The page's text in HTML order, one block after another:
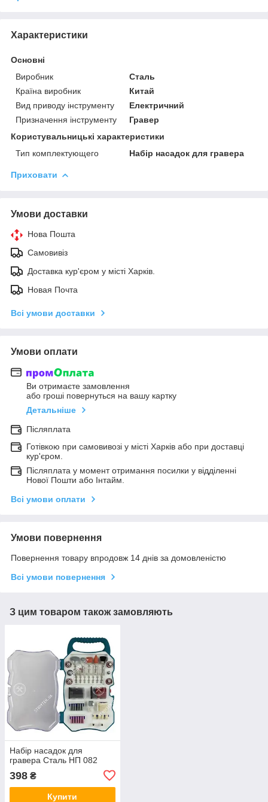
Характеристики
Основні
Виробник
Сталь
Країна виробник
Китай
Вид приводу інструменту
Електричний
Призначення інструменту
Гравер
Користувальницькі характеристики
Тип комплектующего
Набір насадок для гравера
Приховати
Умови доставки
Нова Пошта
Самовивіз
Доставка кур'єром у місті Харків.
Новая Почта
Всі умови доставки
Умови оплати
Ви отримаєте замовлення
або гроші повернуться на вашу картку
Детальніше
Післяплата
Готівкою при самовивозі у місті Харків або при доставці
кур'єром.
Післяплата у момент отримання посилки у відділенні
Нової Пошти або Інтайм.
Всі умови оплати
Умови повернення
Повернення товару впродовж 14 днів за домовленістю
Всі умови повернення
З цим товаром також замовляють
Набір насадок для
гравера Сталь НП 082
398 ₴
Купити